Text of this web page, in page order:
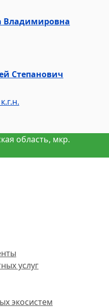
Владимировна
Степанович
область, мкр.
услуг
экосистем